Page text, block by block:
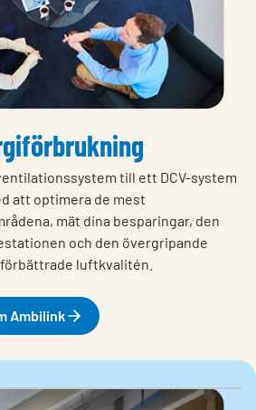
till ett DCV-system
att optimera de mest
mät dina besparingar, den
och den övergripande
luftkvalitén.
Ambilink